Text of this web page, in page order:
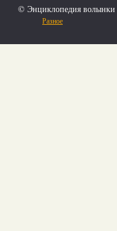
© Энциклопедия
Разное